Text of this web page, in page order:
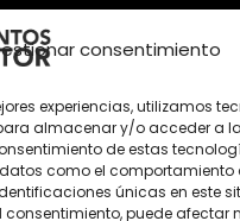
consentimiento
experiencias, utilizamos
almacenar y/o acceder a
de estas
como el comportamiento
únicas en este
consentimiento, puede afectar
by SELECTO
12/08/2026 al 12/08/2026